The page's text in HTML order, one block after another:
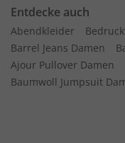
Entdecke auch
Abendkleider
Barrel Jeans Damen
Ajour Pullover Damen
Baumwoll Jumpsuit